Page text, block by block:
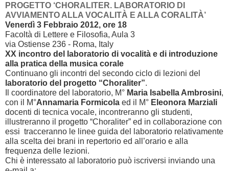
PROGETTO ‘CHORALITER. LABORATORIO DI
AVVIAMENTO ALLA VOCALITÀ E ALLA CORALITÀ’
Venerdì 3 Febbraio 2012, ore 18
Facoltà di Lettere e Filosofia, Aula 3
via Ostiense 236 - Roma, Italy
XX incontro del laboratorio di vocalità e di introduzione
alla pratica della musica corale
Continuano gli incontri del secondo ciclo di lezioni del
laboratorio del progetto “Choraliter”.
Il coordinatore del laboratorio, M° Maria Isabella Ambrosini,
con il M°Annamaria Formicola ed il M° Eleonora Marziali
docenti di tecnica vocale, incontreranno gli studenti,
illustreranno il progetto “Choraliter” ed in collaborazione con
essi tracceranno le linee guida del laboratorio relativamente
alla scelta dei brani in repertorio ed all’orario e alla
frequenza delle lezioni.
Chi è interessato al laboratorio può iscriversi inviando una